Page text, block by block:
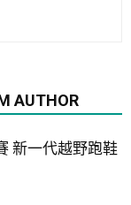
AUTHOR
新一代越野跑鞋